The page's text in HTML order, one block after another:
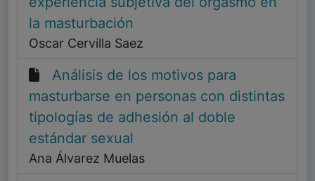
la masturbación
Oscar Cervilla Saez
Análisis de los motivos para
masturbarse en personas con distintas
tipologías de adhesión al doble
estándar sexual
Ana Álvarez Muelas